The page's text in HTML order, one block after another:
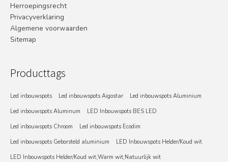
Herroepingsrecht
Privacyverklaring
Algemene voorwaarden
Sitemap
Producttags
Led inbouwspots Led inbouwspots Aigostar
Led inbouwspots Aluminium
Led inbouwspots Aluminum
LED Inbouwspots BES LED
Led inbouwspots Chroom
Led inbouwspots Ecodim
Led inbouwspots Geborsteld aluminium
LED Inbouwspots Helder/Koud wit
LED Inbouwspots Helder/Koud wit;Warm wit;Natuurlijk wit